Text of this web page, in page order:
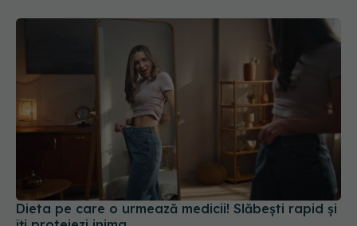
Dieta pe care o urmează medicii! Slăbești rapid și
îți protejezi inima
16 feb 2025, 16:15